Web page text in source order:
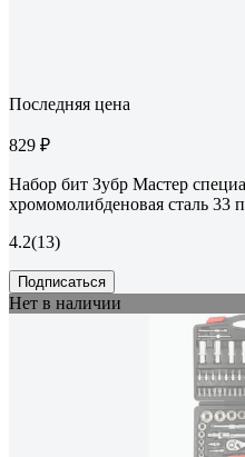
Последняя цена
829 ₽
Набор бит Зубр Мастер
хромомолибденовая сталь 33
4.2(13)
Подписаться
Нет в наличии